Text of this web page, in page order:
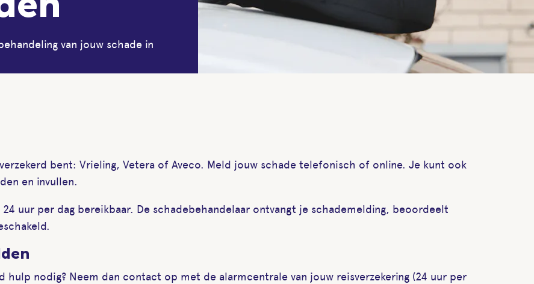
van jouw schade in
bent: Vrieling, Vetera of Aveco. Meld jouw schade telefonisch of online. Je kunt ook
en invullen.
uur per dag bereikbaar. De schadebehandelaar ontvangt je schademelding, beoordeelt
nodig? Neem dan contact op met de alarmcentrale van jouw reisverzekering (24 uur per